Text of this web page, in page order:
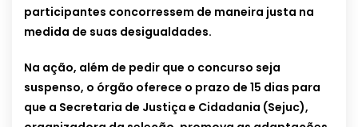
participantes concorressem de maneira justa na
medida de suas desigualdades.
Na ação, além de pedir que o concurso seja
suspenso, o órgão oferece o prazo de 15 dias para
que a Secretaria de Justiça e Cidadania (Sejuc),